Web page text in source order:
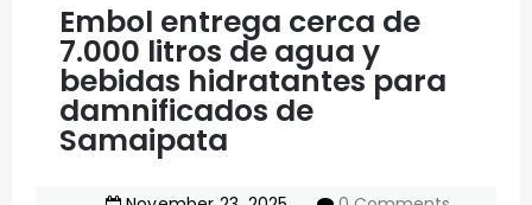
Embol entrega cerca de
7.000 litros de agua y
bebidas hidratantes para
damnificados de
Samaipata